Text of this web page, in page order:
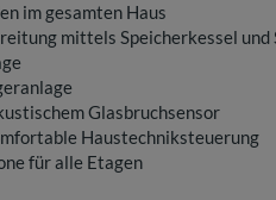
im gesamten Haus
mittels Speicherkessel
Glasbruchsensor
Haustechniksteuerung
für alle Etagen